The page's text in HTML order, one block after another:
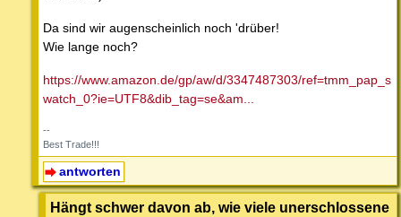
Da sind wir augenscheinlich noch 'drüber!
Wie lange noch?
https://www.amazon.de/gp/aw/d/3347487303/ref=tmm_pap_s
watch_0?ie=UTF8&dib_tag=se&am...
--
Best Trade!!!
antworten
Hängt schwer davon ab, wie viele unerschlossene